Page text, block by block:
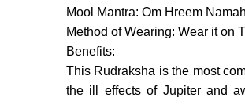
Mool Mantra: Om Hreem Namah
Method of Wearing: Wear it on
Benefits:
This Rudraksha is the most
the ill effects of Jupiter and